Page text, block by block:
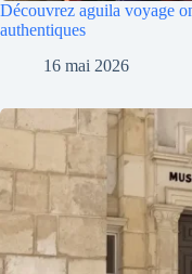
Découvrez aguila voyage
authentiques
16 mai 2026